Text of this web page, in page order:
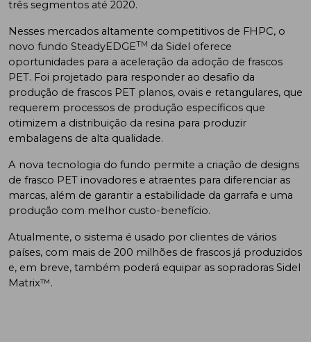
três segmentos até 2020.
Nesses mercados altamente competitivos de FHPC, o
novo fundo SteadyEDGETM da Sidel oferece
oportunidades para a aceleração da adoção de frascos
PET. Foi projetado para responder ao desafio da
produção de frascos PET planos, ovais e retangulares, que
requerem processos de produção específicos que
otimizem a distribuição da resina para produzir
embalagens de alta qualidade.
A nova tecnologia do fundo permite a criação de designs
de frasco PET inovadores e atraentes para diferenciar as
marcas, além de garantir a estabilidade da garrafa e uma
produção com melhor custo-benefício.
Atualmente, o sistema é usado por clientes de vários
países, com mais de 200 milhões de frascos já produzidos
e, em breve, também poderá equipar as sopradoras Sidel
Matrix™.